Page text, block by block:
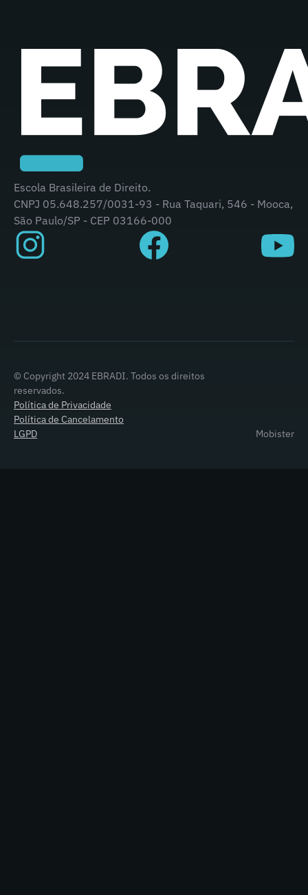
Escola Brasileira de Direito.
CNPJ 05.648.257/0031-93 - Rua Taquari, 546 - Mooca,
São Paulo/SP - CEP 03166-000
© Copyright 2024 EBRADI. Todos os direitos
reservados.
Política de Privacidade
Política de Cancelamento
LGPD
Mobister